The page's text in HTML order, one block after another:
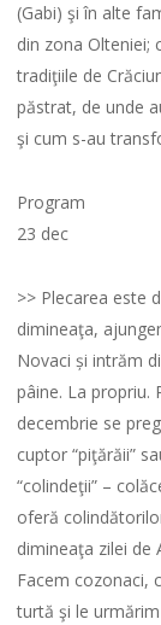
(Gabi) şi în alte
din zona Olteniei;
tradiţiile de
păstrat, de unde
şi cum s-au
Program
23 dec
>> Plecarea este
dimineaţa,
Novaci și intrăm
pâine. La propriu.
decembrie se
cuptor “piţărăii”
“colindeţii” –
oferă
dimineaţa zilei de
Facem cozonaci,
turtă şi le